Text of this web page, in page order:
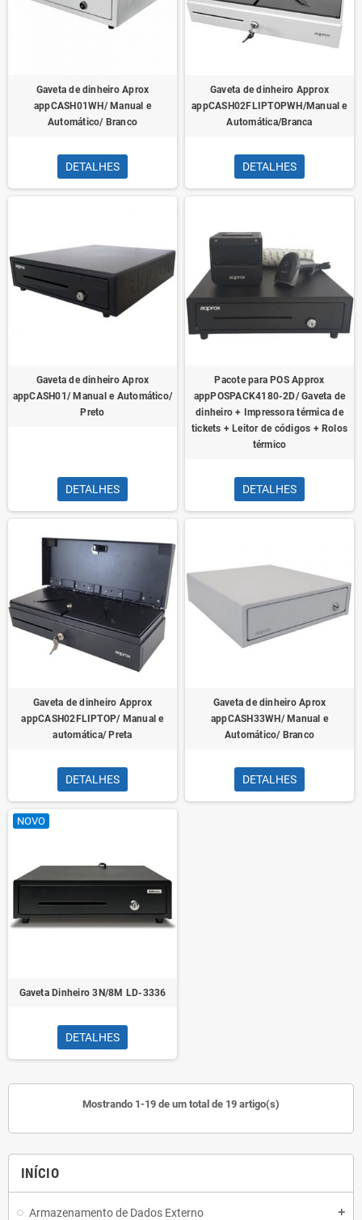
INÍCIO
Armazenamento de Dados Externo add
Gaveta de dinheiro Aprox
appCASH01WH/ Manual e
Automático/ Branco
DETALHES
Gaveta de dinheiro Approx
appCASH02FLIPTOPWH/Manual e
Automática/Branca
DETALHES
Gaveta de dinheiro Aprox
appCASH01/ Manual e Automático/
Preto
DETALHES
Pacote para POS Approx
appPOSPACK4180-2D/ Gaveta de
dinheiro + Impressora térmica de
tickets + Leitor de códigos + Rolos
térmico
DETALHES
Gaveta de dinheiro Approx
appCASH02FLIPTOP/ Manual e
automática/ Preta
DETALHES
Gaveta de dinheiro Aprox
appCASH33WH/ Manual e
Automático/ Branco
DETALHES
NOVO
Gaveta Dinheiro 3N/8M LD-3336
DETALHES
Mostrando 1-19 de um total de 19 artigo(s)